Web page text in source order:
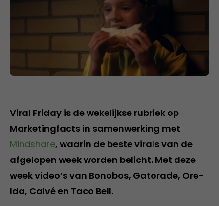
Viral Friday is de wekelijkse rubriek op
Marketingfacts in samenwerking met
Mindshare, waarin de beste virals van de
afgelopen week worden belicht. Met deze
week video’s van Bonobos, Gatorade, Ore-
Ida, Calvé en Taco Bell.